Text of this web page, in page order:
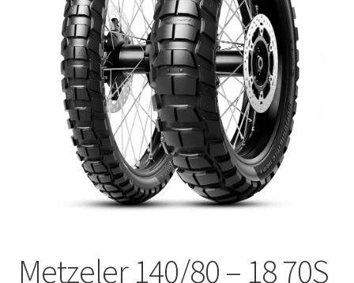
Reifentests
Kontakt
Metzeler 140/80 – 18 70S